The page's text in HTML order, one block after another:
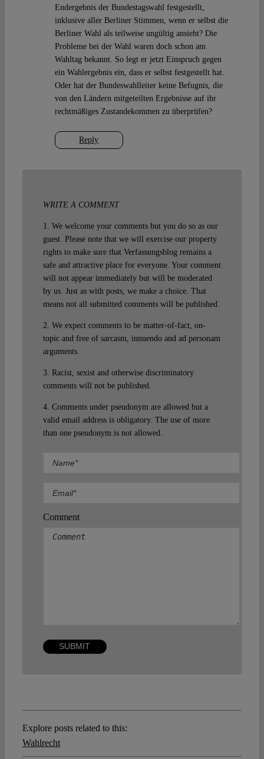
Reply
Endergebnis der Bundestagswahl festgestellt,
inklusive aller Berliner Stimmen, wenn er selbst die
Berliner Wahl als teilweise ungültig ansieht? Die
Probleme bei der Wahl waren doch schon am
Wahltag bekannt. So legt er jetzt Einspruch gegen
ein Wahlergebnis ein, dass er selbst festgestellt hat.
Oder hat der Bundeswahlleiter keine Befugnis, die
von den Ländern mitgeteilten Ergebnisse auf ihr
rechtmäßiges Zustandekommen zu überprüfen?
WRITE A COMMENT
1. We welcome your comments but you do so as our
guest. Please note that we will exercise our property
rights to make sure that Verfassungsblog remains a
safe and attractive place for everyone. Your comment
will not appear immediately but will be moderated
by us. Just as with posts, we make a choice. That
means not all submitted comments will be published.
2. We expect comments to be matter-of-fact, on-
topic and free of sarcasm, innuendo and ad personam
arguments.
3. Racist, sexist and otherwise discriminatory
comments will not be published.
4. Comments under pseudonym are allowed but a
valid email address is obligatory. The use of more
than one pseudonym is not allowed.
Comment
Explore posts related to this:
Wahlrecht